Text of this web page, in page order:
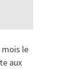
mois le
aux